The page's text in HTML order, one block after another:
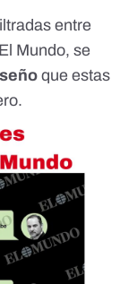
entre
El Mundo, se
que estas